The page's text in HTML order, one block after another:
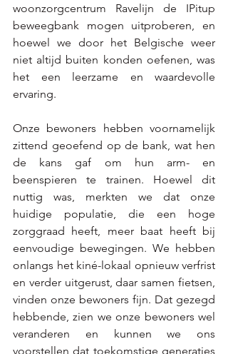
woonzorgcentrum Ravelijn de IPitup
beweegbank mogen uitproberen, en
hoewel we door het Belgische weer
niet altijd buiten konden oefenen, was
het een leerzame en waardevolle
ervaring.
Onze bewoners hebben voornamelijk
zittend geoefend op de bank, wat hen
de kans gaf om hun arm- en
beenspieren te trainen. Hoewel dit
nuttig was, merkten we dat onze
huidige populatie, die een hoge
zorggraad heeft, meer baat heeft bij
eenvoudige bewegingen. We hebben
onlangs het kiné-lokaal opnieuw verfrist
en verder uitgerust, daar samen fietsen,
vinden onze bewoners fijn. Dat gezegd
hebbende, zien we onze bewoners wel
veranderen en kunnen we ons
voorstellen dat toekomstige generaties